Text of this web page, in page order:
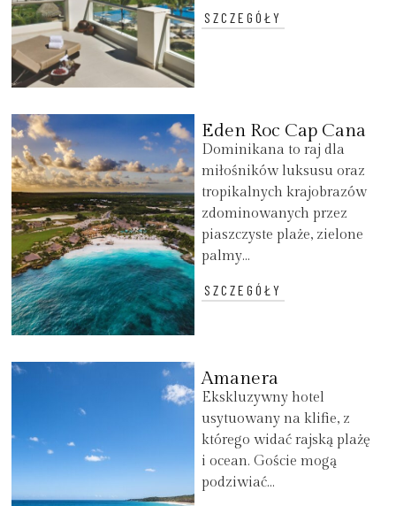
SZCZEGÓŁY
Eden Roc Cap Cana
Dominikana to raj dla
miłośników luksusu oraz
tropikalnych krajobrazów
zdominowanych przez
piaszczyste plaże, zielone
palmy...
SZCZEGÓŁY
Amanera
Ekskluzywny hotel
usytuowany na klifie, z
którego widać rajską plażę
i ocean. Goście mogą
podziwiać...